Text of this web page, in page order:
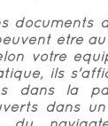
documents
être
votre
ils
dans la
dans